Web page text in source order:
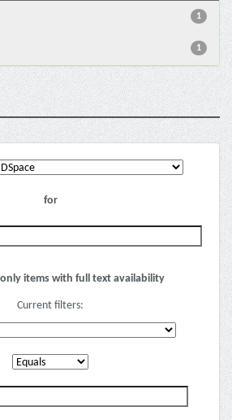
1
1
for
only items with full text availability
Current filters: